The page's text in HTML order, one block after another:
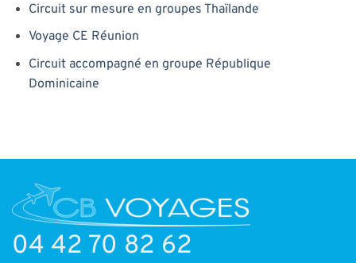
Circuit sur mesure en groupes Thaïlande
Voyage CE Réunion
Circuit accompagné en groupe République
Dominicaine
04 42 70 82 62